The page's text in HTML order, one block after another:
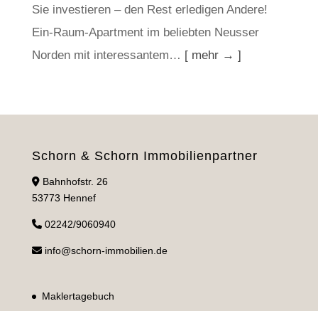
Sie investieren – den Rest erledigen Andere!
Ein-Raum-Apartment im beliebten Neusser
Norden mit interessantem… [ mehr → ]
Schorn & Schorn Immobilienpartner
Bahnhofstr. 26
53773 Hennef
02242/9060940
info@schorn-immobilien.de
Maklertagebuch